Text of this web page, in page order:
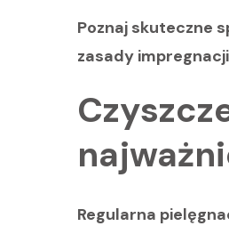
Poznaj skuteczne
zasady
Regularna